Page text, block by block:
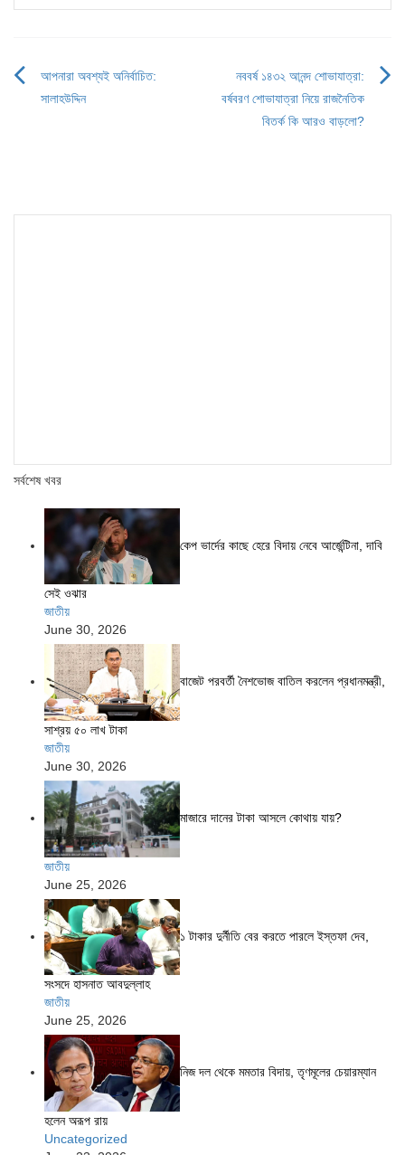
Post
আপনারা অবশ্যই অনির্বাচিত:
সালাহউদ্দিন
নববর্ষ ১৪৩২ আনন্দ শোভাযাত্রা:
বর্ষবরণ শোভাযাত্রা নিয়ে রাজনৈতিক
বিতর্ক কি আরও বাড়লো?
সর্বশেষ খবর
কেপ ভার্দের কাছে হেরে বিদায় নেবে আর্জেন্টিনা, দাবি
সেই ওঝার
জাতীয়
June 30, 2026
বাজেট পরবর্তী নৈশভোজ বাতিল করলেন প্রধানমন্ত্রী,
সাশ্রয় ৫০ লাখ টাকা
জাতীয়
June 30, 2026
মাজারে দানের টাকা আসলে কোথায় যায়?
জাতীয়
June 25, 2026
১ টাকার দুর্নীতি বের করতে পারলে ইস্তফা দেব,
সংসদে হাসনাত আবদুল্লাহ
জাতীয়
June 25, 2026
নিজ দল থেকে মমতার বিদায়, তৃণমূলের চেয়ারম্যান
হলেন অরূপ রায়
Uncategorized